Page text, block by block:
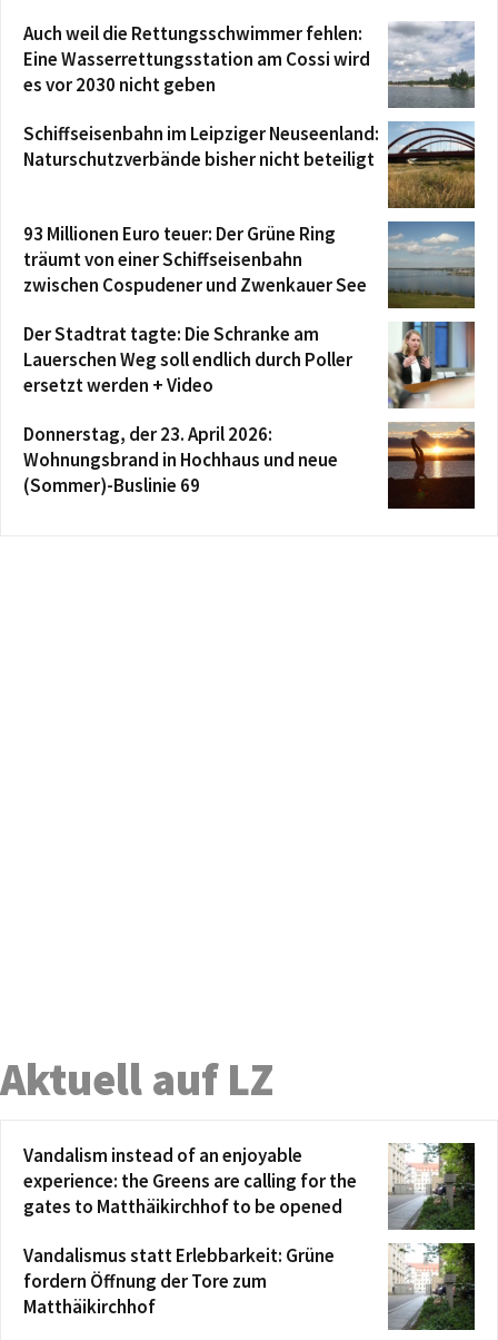
Auch weil die Rettungsschwimmer fehlen:
Eine Wasserrettungsstation am Cossi wird
es vor 2030 nicht geben
Schiffseisenbahn im Leipziger Neuseenland:
Naturschutzverbände bisher nicht beteiligt
93 Millionen Euro teuer: Der Grüne Ring
träumt von einer Schiffseisenbahn
zwischen Cospudener und Zwenkauer See
Der Stadtrat tagte: Die Schranke am
Lauerschen Weg soll endlich durch Poller
ersetzt werden + Video
Donnerstag, der 23. April 2026:
Wohnungsbrand in Hochhaus und neue
(Sommer)-Buslinie 69
Aktuell auf LZ
Vandalism instead of an enjoyable
experience: the Greens are calling for the
gates to Matthäikirchhof to be opened
Vandalismus statt Erlebbarkeit: Grüne
fordern Öffnung der Tore zum
Matthäikirchhof